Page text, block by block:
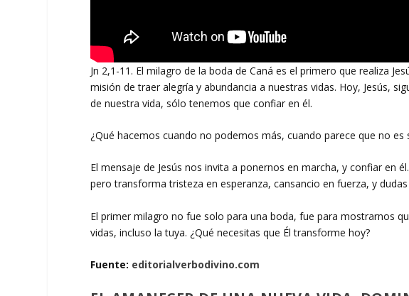
Jn 2,1-11. El milagro de la boda de Caná es el primero que realiza
misión de traer alegría y abundancia a nuestras vidas. Hoy, Jesús,
de nuestra vida, sólo tenemos que confiar en él.
¿Qué hacemos cuando no podemos más, cuando parece que no es
El mensaje de Jesús nos invita a ponernos en marcha, y confiar en
pero transforma tristeza en esperanza, cansancio en fuerza, y
El primer milagro no fue solo para una boda, fue para mostrarnos
vidas, incluso la tuya. ¿Qué necesitas que Él transforme hoy?
Fuente: editorialverbodivino.com